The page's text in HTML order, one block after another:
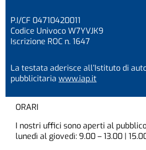
P.I/CF 04710420011
Codice Univoco W7YVJK9
Iscrizione ROC n. 1647
La testata aderisce all’Istituto di
pubblicitariawww.iap.it
ORARI
I nostri uffici sono aperti al
lunedì al giovedì: 9.00 – 13.00 |